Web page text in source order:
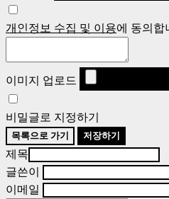
개인정보 수집 및 이용에 동의합
이미지 업로드
비밀글로 지정하기
목록으로 가기 저장하기
제목
글쓴이
이메일